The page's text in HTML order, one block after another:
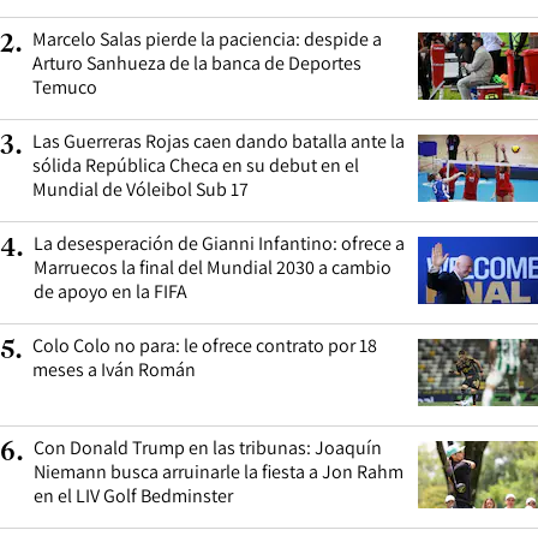
2. Marcelo Salas pierde la paciencia: despide a
Arturo Sanhueza de la banca de Deportes
Temuco
3. Las Guerreras Rojas caen dando batalla ante la
sólida República Checa en su debut en el
Mundial de Vóleibol Sub 17
4. La desesperación de Gianni Infantino: ofrece a
Marruecos la final del Mundial 2030 a cambio
de apoyo en la FIFA
5. Colo Colo no para: le ofrece contrato por 18
meses a Iván Román
6. Con Donald Trump en las tribunas: Joaquín
Niemann busca arruinarle la fiesta a Jon Rahm
en el LIV Golf Bedminster